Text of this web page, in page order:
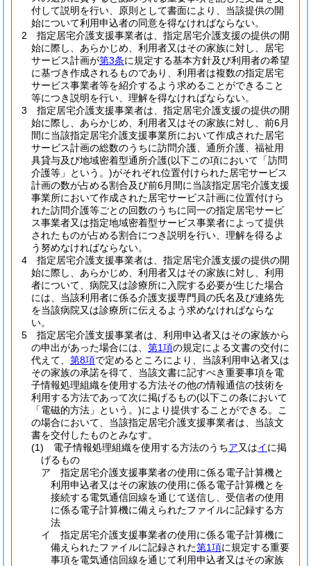
付して説明を行い、原則として書面により、当該提供の開
始について利用申込者の同意を得なければならない。
2
指定居宅介護支援事業者は、指定居宅介護支援の提供の開
始に際し、あらかじめ、利用者又はその家族に対し、居宅
サービス計画が第3条に規定する基本方針及び利用者の希望
に基づき作成されるものであり、利用者は複数の指定居宅
サービス事業者等を紹介するよう求めることができること
等につき説明を行い、理解を得なければならない。
3
指定居宅介護支援事業者は、指定居宅介護支援の提供の開
始に際し、あらかじめ、利用者又はその家族に対し、前6月
間に当該指定居宅介護支援事業所において作成された居宅
サービス計画の総数のうちに訪問介護、通所介護、福祉用
具貸与及び地域密着型通所介護(以下この項において「訪問
介護等」という。)がそれぞれ位置付けられた居宅サービス
計画の数が占める割合及び前6月間に当該指定居宅介護支援
事業所において作成された居宅サービス計画に位置付けら
れた訪問介護等ごとの回数のうちに同一の指定居宅サービ
ス事業者又は指定地域密着型サービス事業者によって提供
されたものが占める割合につき説明を行い、理解を得るよ
う努めなければならない。
4
指定居宅介護支援事業者は、指定居宅介護支援の提供の開
始に際し、あらかじめ、利用者又はその家族に対し、利用
者について、病院又は診療所に入院する必要が生じた場合
には、当該利用者に係る介護支援専門員の氏名及び連絡先
を当該病院又は診療所に伝えるよう求めなければならな
い。
5
指定居宅介護支援事業者は、利用申込者又はその家族から
の申出があった場合には、 第1項の規定による文書の交付に
代えて、 第8項で定めるところにより、当該利用申込者又は
その家族の承諾を得て、当該文書に記すべき重要事項を電
子情報処理組織を使用する方法その他の情報通信の技術を
利用する方法であって次に掲げるもの(以下この条において
「電磁的方法」という。)により提供することができる。
こ
の場合において、当該指定居宅介護支援事業者は、当該文
書を交付したものとみなす。
(1)
電子情報処理組織を使用する方法のうちア又はイに掲
げるもの
ア
指定居宅介護支援事業者の使用に係る電子計算機と
利用申込者又はその家族の使用に係る電子計算機とを
接続する電気通信回線を通じて送信し、受信者の使用
に係る電子計算機に備えられたファイルに記録する方
法
イ
指定居宅介護支援事業者の使用に係る電子計算機に
備えられたファイルに記録された第1項に規定する重要
事項を電気通信回線を通じて利用申込者又はその家族